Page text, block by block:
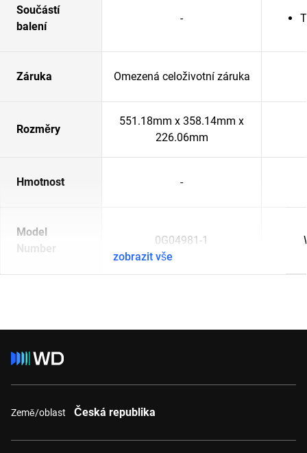
Součástí
balení
-
Záruka Omezená celoživotní záruka
Rozměry
551.18mm x 358.14mm x
226.06mm
Hmotnost -
Model
Number
0G04981-1
zobrazit vše
Země/oblast Česká republika